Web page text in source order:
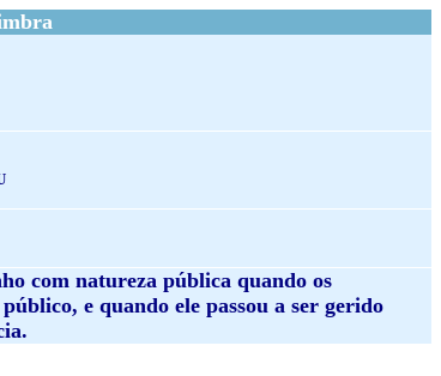
com natureza pública quando os
e quando ele passou a ser gerido